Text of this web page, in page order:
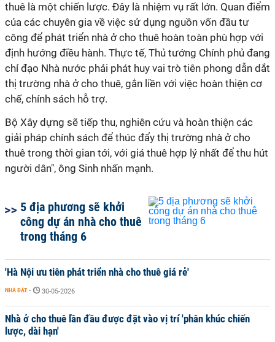
thuê là một chiến lược. Đây là nhiệm vụ rất lớn. Quan điểm
của các chuyên gia về việc sử dụng nguồn vốn đầu tư
công để phát triển nhà ở cho thuê hoàn toàn phù hợp với
định hướng điều hành. Thực tế, Thủ tướng Chính phủ đang
chỉ đạo Nhà nước phải phát huy vai trò tiên phong dẫn dắt
thị trường nhà ở cho thuê, gắn liền với việc hoàn thiện cơ
chế, chính sách hỗ trợ.
Bộ Xây dựng sẽ tiếp thu, nghiên cứu và hoàn thiện các
giải pháp chính sách để thúc đẩy thị trường nhà ở cho
thuê trong thời gian tới, với giá thuê hợp lý nhất để thu hút
người dân", ông Sinh nhấn mạnh.
5 địa phương sẽ khởi
công dự án nhà cho thuê
trong tháng 6
'Hà Nội ưu tiên phát triển nhà cho thuê giá rẻ'
NHÀ ĐẤT - 30-05-2026
Nhà ở cho thuê lần đầu được đặt vào vị trí 'phân khúc chiến
lược, dài hạn'